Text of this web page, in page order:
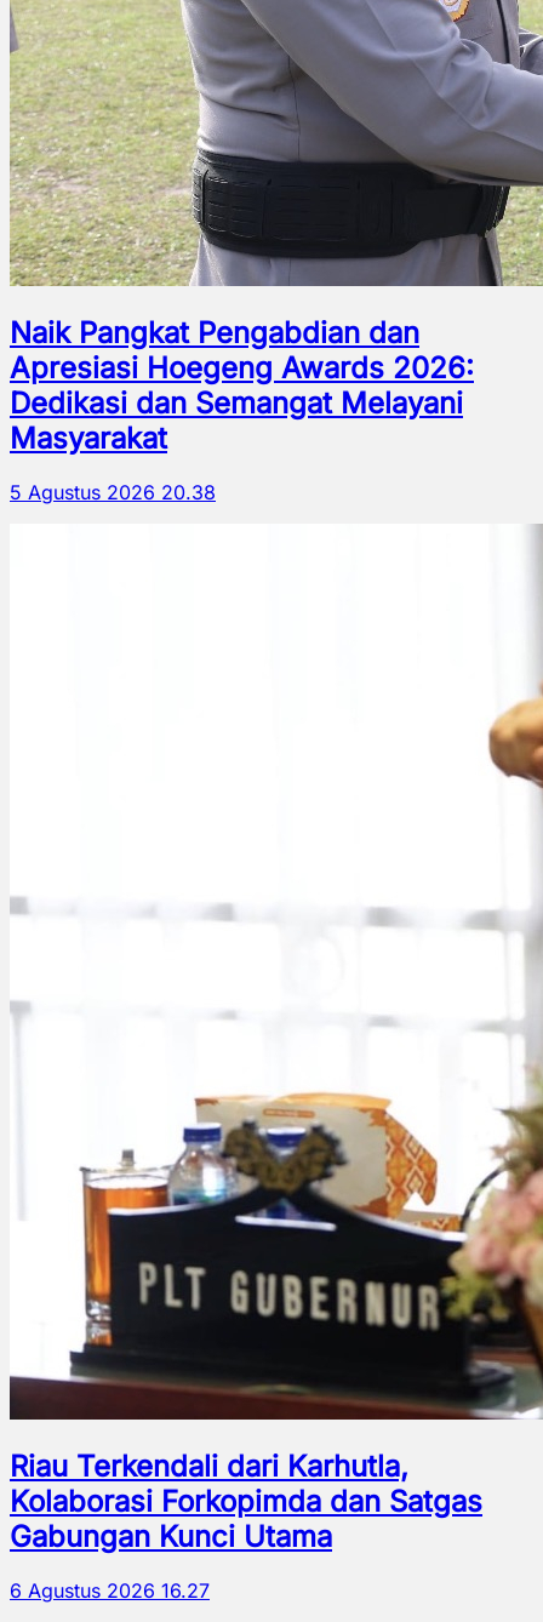
Naik Pangkat Pengabdian dan
Apresiasi Hoegeng Awards 2026:
Dedikasi dan Semangat Melayani
Masyarakat
5 Agustus 2026 20.38
Riau Terkendali dari Karhutla,
Kolaborasi Forkopimda dan Satgas
Gabungan Kunci Utama
6 Agustus 2026 16.27